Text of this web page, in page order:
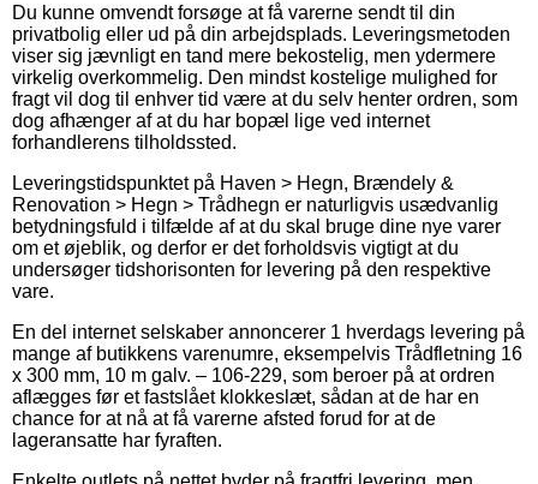
Du kunne omvendt forsøge at få varerne sendt til din
privatbolig eller ud på din arbejdsplads. Leveringsmetoden
viser sig jævnligt en tand mere bekostelig, men ydermere
virkelig overkommelig. Den mindst kostelige mulighed for
fragt vil dog til enhver tid være at du selv henter ordren, som
dog afhænger af at du har bopæl lige ved internet
forhandlerens tilholdssted.
Leveringstidspunktet på Haven > Hegn, Brændely &
Renovation > Hegn > Trådhegn er naturligvis usædvanlig
betydningsfuld i tilfælde af at du skal bruge dine nye varer
om et øjeblik, og derfor er det forholdsvis vigtigt at du
undersøger tidshorisonten for levering på den respektive
vare.
En del internet selskaber annoncerer 1 hverdags levering på
mange af butikkens varenumre, eksempelvis Trådfletning 16
x 300 mm, 10 m galv. – 106-229, som beroer på at ordren
aflægges før et fastslået klokkeslæt, sådan at de har en
chance for at nå at få varerne afsted forud for at de
lageransatte har fyraften.